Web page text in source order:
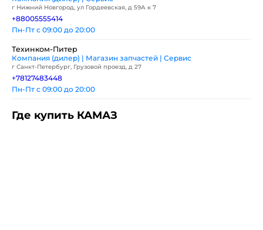
г Нижний Новгород, ул Гордеевская, д 59А к 7
+88005555414
Пн-Пт с 09:00 до 20:00
Техинком-Питер
Компания (дилер) | Магазин запчастей | Сервис
г Санкт-Петербург, Грузовой проезд, д 27
+78127483448
Пн-Пт с 09:00 до 20:00
Где купить КАМАЗ